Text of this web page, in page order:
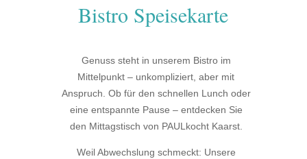
Bistro Speisekarte
Genuss steht in unserem Bistro im
Mittelpunkt – unkompliziert, aber mit
Anspruch. Ob für den schnellen Lunch oder
eine entspannte Pause – entdecken Sie
den Mittagstisch von PAULkocht Kaarst.
Weil Abwechslung schmeckt: Unsere